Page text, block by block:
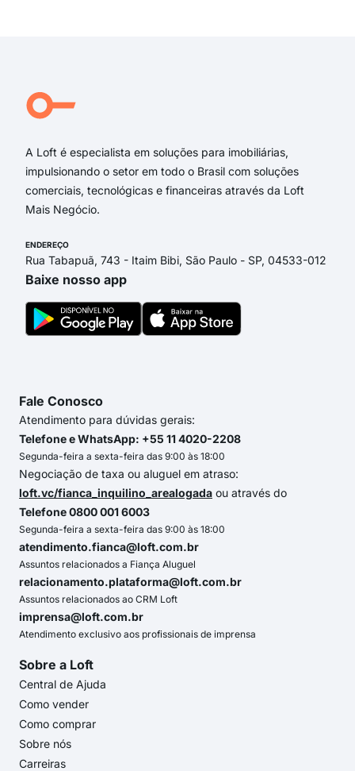
A Loft é especialista em soluções para imobiliárias,
impulsionando o setor em todo o Brasil com soluções
comerciais, tecnológicas e financeiras através da Loft
Mais Negócio.
ENDEREÇO
Rua Tabapuã, 743 - Itaim Bibi, São Paulo - SP, 04533-012
Baixe nosso app
Fale Conosco
Atendimento para dúvidas gerais:
Telefone e WhatsApp: +55 11 4020-2208
Segunda-feira a sexta-feira das 9:00 às 18:00
Negociação de taxa ou aluguel em atraso:
loft.vc/fianca_inquilino_arealogada ou através do
Telefone 0800 001 6003
Segunda-feira a sexta-feira das 9:00 às 18:00
atendimento.fianca@loft.com.br
Assuntos relacionados a Fiança Aluguel
relacionamento.plataforma@loft.com.br
Assuntos relacionados ao CRM Loft
imprensa@loft.com.br
Atendimento exclusivo aos profissionais de imprensa
Sobre a Loft
Central de Ajuda
Como vender
Como comprar
Sobre nós
Carreiras